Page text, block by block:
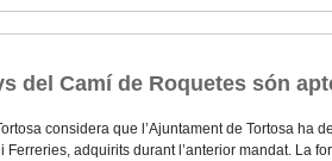
del Camí de Roquetes són
considera que l’Ajuntament de Tortosa ha
Ferreries, adquirits durant l’anterior mandat. La